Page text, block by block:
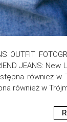
OUTFIT
JEANS:
również
również w